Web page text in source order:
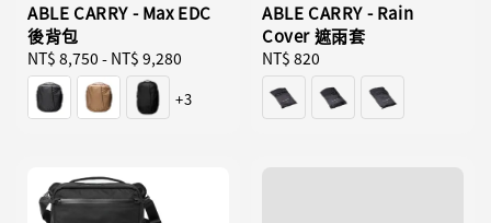
ABLE CARRY - Max EDC
後背包
Regular
price
NT$ 8,750 - NT$ 9,280
+3
ABLE CARRY - Rain
Cover 遮雨套
Regular
price
NT$ 820